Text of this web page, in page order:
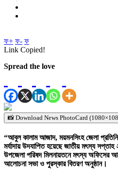
ফ+ ফ- ফ
Link Copied!
Spread the love
📸 Download News PhotoCard
“আবুল কালাম আজাদ, ময়মনসিংহ জেলা
মর্যাদায় উদযাপিত হয়েছে জাতীয় মৎস্য
উপজেলা পরিষদ মিলনায়তনে মৎস্য অফিসের
আলোচনা সভা ও পুরস্কার বিতরণ অনুষ্ঠান।